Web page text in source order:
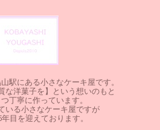
駅にある小さなケーキ屋です。
な洋菓子を】という想いのもと
丁寧に作っています。
いる小さなケーキ屋ですが
目を迎えております。